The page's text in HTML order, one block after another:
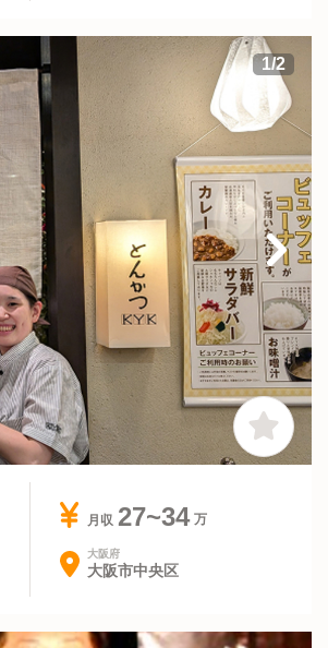
1/2
月収 27~34
大阪府
大阪市中央区